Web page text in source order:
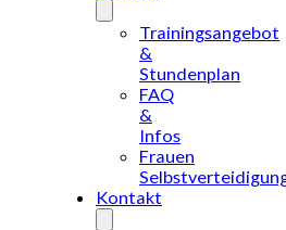
Trainingsangebot
&
Stundenplan
FAQ
&
Infos
Frauen
Kontakt